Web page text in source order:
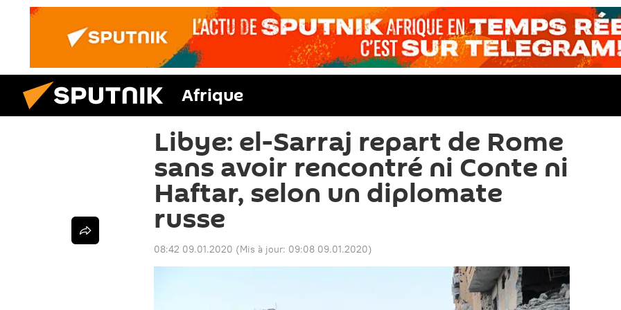
Afrique
Libye: el-Sarraj repart de Rome
sans avoir rencontré ni Conte ni
Haftar, selon un diplomate
russe
08:42 09.01.2020 (Mis à jour: 09:08 09.01.2020)